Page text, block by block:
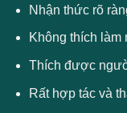
Nhận thức rõ
Không thích
Thích được
Rất hợp tác và